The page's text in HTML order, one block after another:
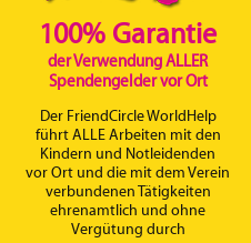
100% Garantie
der Verwendung ALLER
Spendengelder vor Ort
Der FriendCircle WorldHelp
führt ALLE Arbeiten mit den
Kindern und Notleidenden
vor Ort und die mit dem Verein
verbundenen Tätigkeiten
ehrenamtlich und ohne
Vergütung durch